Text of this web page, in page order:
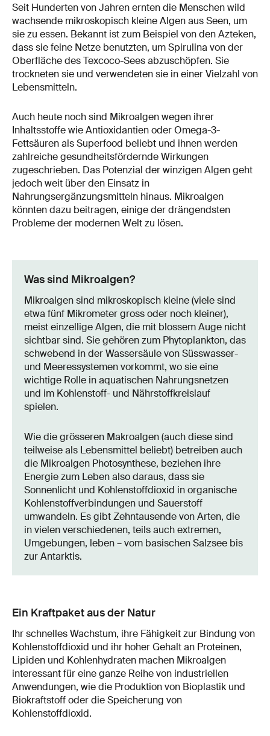
Seit Hunderten von Jahren ernten die Menschen wild
wachsende mikroskopisch kleine Algen aus Seen, um
sie zu essen. Bekannt ist zum Beispiel von den Azteken,
dass sie feine Netze benutzten, um Spirulina von der
Oberfläche des Texcoco-Sees abzuschöpfen. Sie
trockneten sie und verwendeten sie in einer Vielzahl von
Lebensmitteln.
Auch heute noch sind Mikroalgen wegen ihrer
Inhaltsstoffe wie Antioxidantien oder Omega-3-
Fettsäuren als Superfood beliebt und ihnen werden
zahlreiche gesundheitsfördernde Wirkungen
zugeschrieben. Das Potenzial der winzigen Algen geht
jedoch weit über den Einsatz in
Nahrungsergänzungsmitteln hinaus. Mikroalgen
könnten dazu beitragen, einige der drängendsten
Probleme der modernen Welt zu lösen.
Was sind Mikroalgen?
Mikroalgen sind mikroskopisch kleine (viele sind
etwa fünf Mikrometer gross oder noch kleiner),
meist einzellige Algen, die mit blossem Auge nicht
sichtbar sind. Sie gehören zum Phytoplankton, das
schwebend in der Wassersäule von Süsswasser-
und Meeressystemen vorkommt, wo sie eine
wichtige Rolle in aquatischen Nahrungsnetzen
und im Kohlenstoff- und Nährstoffkreislauf
spielen.
Wie die grösseren Makroalgen (auch diese sind
teilweise als Lebensmittel beliebt) betreiben auch
die Mikroalgen Photosynthese, beziehen ihre
Energie zum Leben also daraus, dass sie
Sonnenlicht und Kohlenstoffdioxid in organische
Kohlenstoffverbindungen und Sauerstoff
umwandeln. Es gibt Zehntausende von Arten, die
in vielen verschiedenen, teils auch extremen,
Umgebungen, leben – vom basischen Salzsee bis
zur Antarktis.
Ein Kraftpaket aus der Natur
Ihr schnelles Wachstum, ihre Fähigkeit zur Bindung von
Kohlenstoffdioxid und ihr hoher Gehalt an Proteinen,
Lipiden und Kohlenhydraten machen Mikroalgen
interessant für eine ganze Reihe von industriellen
Anwendungen, wie die Produktion von Bioplastik und
Biokraftstoff oder die Speicherung von
Kohlenstoffdioxid.